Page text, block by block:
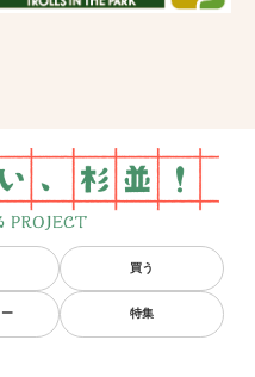
買う
特集